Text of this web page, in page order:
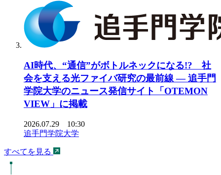
AI時代、“通信”がボトルネックになる!? 社
会を支える光ファイバ研究の最前線 ― 追手門
学院大学のニュース発信サイト「OTEMON
VIEW」に掲載
2026.07.29 10:30
追手門学院大学
すべてを見る